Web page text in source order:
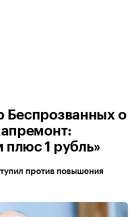
Беспрозванных о
1 рубль»
против повышения